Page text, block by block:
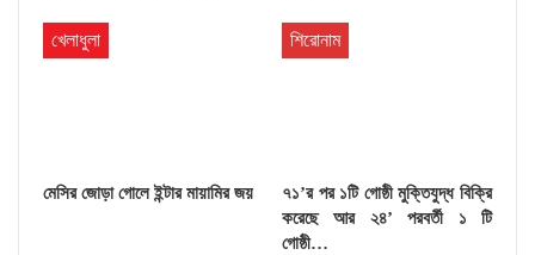
খেলাধুলা
মেসির জোড়া গোলে ইন্টার মায়ামির জয়
শিরোনাম
৭১’র পর ১টি গোষ্ঠী মুক্তিযুদ্ধ বিক্রি
করেছে আর ২৪’ পরবর্তী ১ টি
গোষ্ঠী…